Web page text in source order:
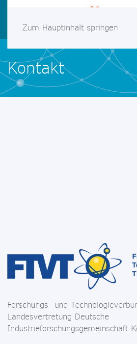
Zum Hauptinhalt springen
Kontakt
Forschungs- und
Landesvertretung Deutsche
Industrieforschungsgemeinschaft